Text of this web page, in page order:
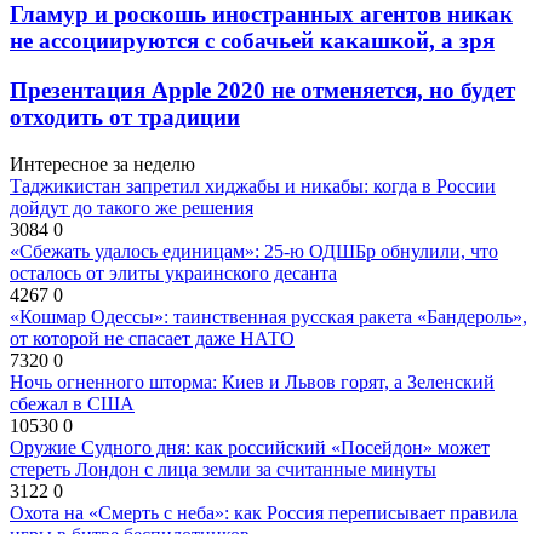
Гламур и роскошь иностранных агентов никак
не ассоциируются с собачьей какашкой, а зря
Презентация Apple 2020 не отменяется, но будет
отходить от традиции
Интересное за неделю
Таджикистан запретил хиджабы и никабы: когда в России
дойдут до такого же решения
3084 0
«Сбежать удалось единицам»: 25-ю ОДШБр обнулили, что
осталось от элиты украинского десанта
4267 0
«Кошмар Одессы»: таинственная русская ракета «Бандероль»,
от которой не спасает даже НАТО
7320 0
Ночь огненного шторма: Киев и Львов горят, а Зеленский
сбежал в США
10530 0
Оружие Судного дня: как российский «Посейдон» может
стереть Лондон с лица земли за считанные минуты
3122 0
Охота на «Смерть с неба»: как Россия переписывает правила